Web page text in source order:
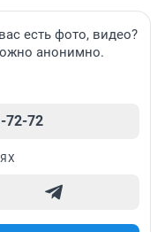
есть фото, видео?
анонимно.
72-72